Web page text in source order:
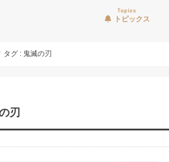
Topics
トピックス
タグ : 鬼滅の刃
刃